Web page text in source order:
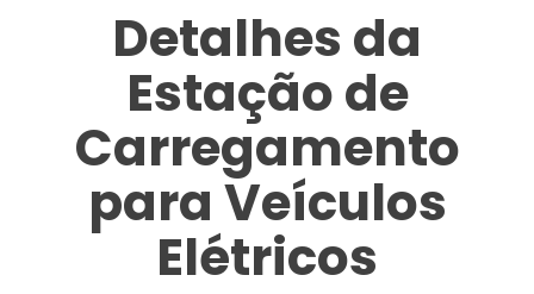
Detalhes da
Estação de
Carregamento
para Veículos
Elétricos